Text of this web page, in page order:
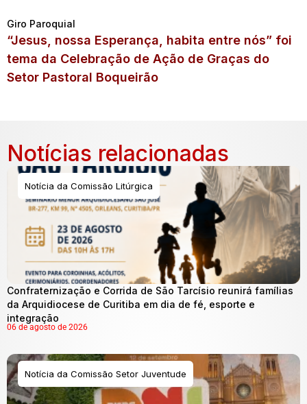
Giro Paroquial
“Jesus, nossa Esperança, habita entre nós” foi
tema da Celebração de Ação de Graças do
Setor Pastoral Boqueirão
Notícias relacionadas
Notícia da Comissão Litúrgica
Confraternização e Corrida de São Tarcísio reunirá famílias
da Arquidiocese de Curitiba em dia de fé, esporte e
integração
06 de agosto de 2026
Notícia da Comissão Setor Juventude